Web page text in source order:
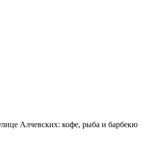
Алчевских: кофе, рыба и барбекю